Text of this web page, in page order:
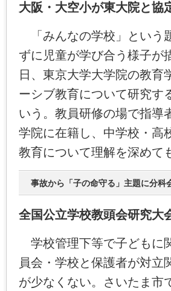
大阪・大空小が東大院と協
「みんなの学校」という
ずに児童が学び合う様子が
日、東京大学大学院の教育
ーシブ教育について研究す
いう。教員研修の場で指導
学院に在籍し、中学校・高
教育について理解を深めて
事故から「子の命守る」主題に分科
全国公立学校教頭会研究大
学校管理下等で子どもに
員会・学校と保護者が対立
が少なくない。さいたま市